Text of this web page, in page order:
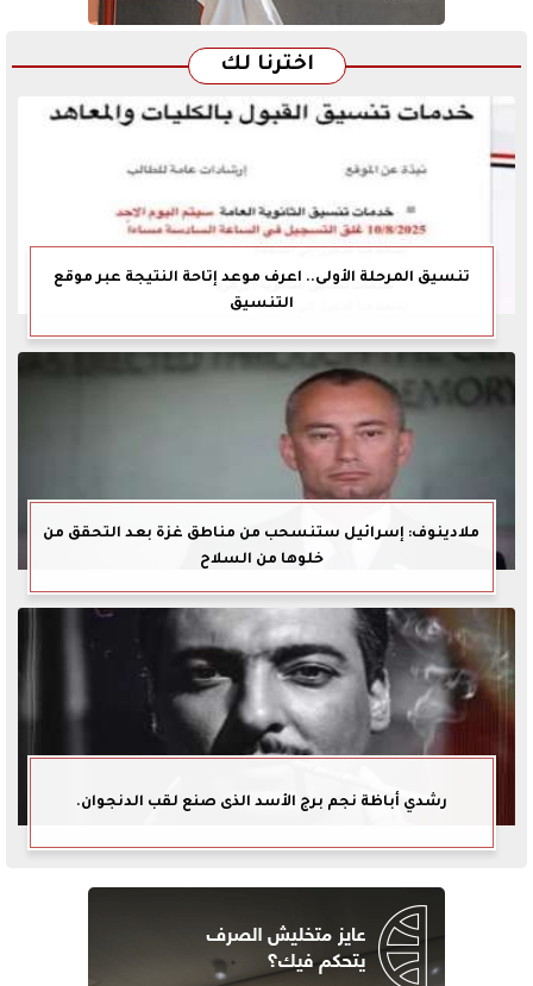
اخترنا لك
تنسيق المرحلة الأولى.. اعرف موعد إتاحة النتيجة عبر موقع
التنسيق
ملادينوف: إسرائيل ستنسحب من مناطق غزة بعد التحقق من
خلوها من السلاح
رشدي أباظة نجم برج الأسد الذى صنع لقب الدنجوان.